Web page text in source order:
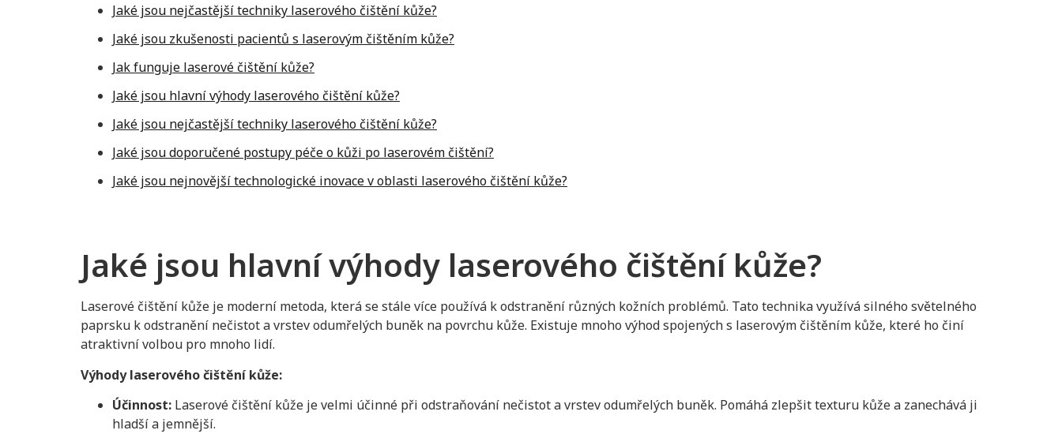
Jaké jsou nejčastější techniky laserového čištění kůže?
Jaké jsou zkušenosti pacientů s laserovým čištěním kůže?
Jak funguje laserové čištění kůže?
Jaké jsou hlavní výhody laserového čištění kůže?
Jaké jsou nejčastější techniky laserového čištění kůže?
Jaké jsou doporučené postupy péče o kůži po laserovém čištění?
Jaké jsou nejnovější technologické inovace v oblasti laserového čištění kůže?
Jaké jsou hlavní výhody laserového čištění kůže?
Laserové čištění kůže je moderní metoda, která se stále více používá k odstranění různých kožních problémů. Tato technika využívá silného světelného
paprsku k odstranění nečistot a vrstev odumřelých buněk na povrchu kůže. Existuje mnoho výhod spojených s laserovým čištěním kůže, které ho činí
atraktivní volbou pro mnoho lidí.
Výhody laserového čištění kůže:
Účinnost: Laserové čištění kůže je velmi účinné při odstraňování nečistot a vrstev odumřelých buněk. Pomáhá zlepšit texturu kůže a zanechává ji
hladší a jemnější.